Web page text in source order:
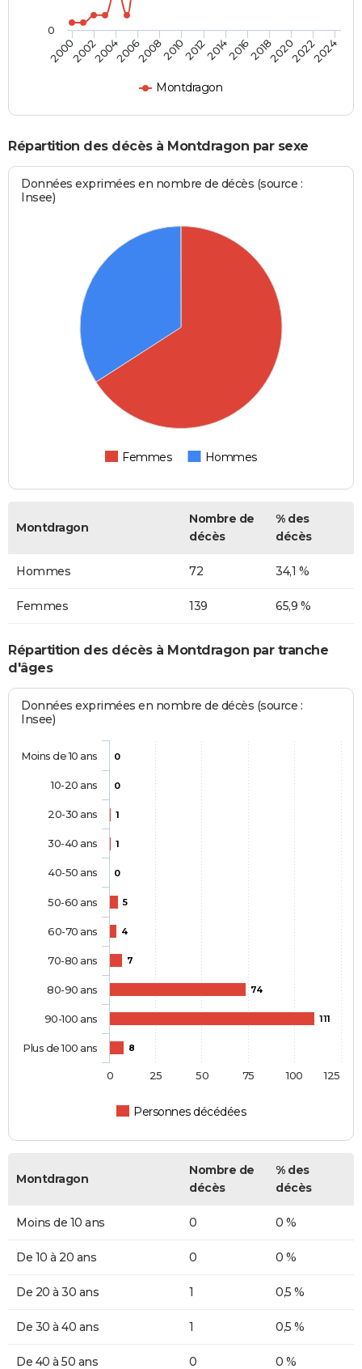
Montdragon
2000200220042006200820102012201420162018202020222024
0
Répartition des décès à Montdragon par sexe
Données exprimées en nombre de décès (source :
Insee)
Femmes Hommes
Montdragon
Nombre de
décès
% des
décès
Hommes 72 34,1 %
Femmes 139 65,9 %
Répartition des décès à Montdragon par tranche
d'âges
Données exprimées en nombre de décès (source :
Insee)
0
0
1
1
0
5
4
7
74
111
8
Personnes décédées
Moins de 10 ans
10-20 ans
20-30 ans
30-40 ans
40-50 ans
50-60 ans
60-70 ans
70-80 ans
80-90 ans
90-100 ans
Plus de 100 ans
0 100
25 50 75 125
Montdragon
Nombre de
décès
% des
décès
Moins de 10 ans 0 0 %
De 10 à 20 ans 0 0 %
De 20 à 30 ans 1 0,5 %
De 30 à 40 ans 1 0,5 %
De 40 à 50 ans 0 0 %